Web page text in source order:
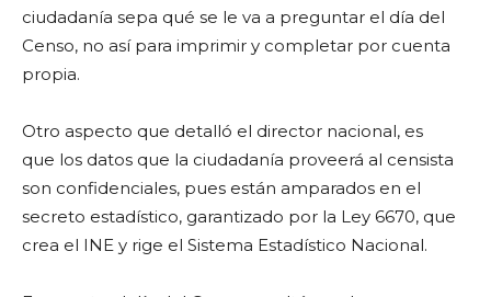
ciudadanía sepa qué se le va a preguntar el día del
Censo, no así para imprimir y completar por cuenta
propia.
Otro aspecto que detalló el director nacional, es
que los datos que la ciudadanía proveerá al censista
son confidenciales, pues están amparados en el
secreto estadístico, garantizado por la Ley 6670, que
crea el INE y rige el Sistema Estadístico Nacional.